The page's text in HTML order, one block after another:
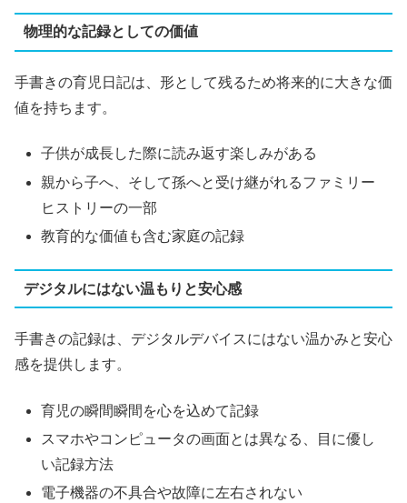
物理的な記録としての価値
手書きの育児日記は、形として残るため将来的に大きな価
値を持ちます。
子供が成長した際に読み返す楽しみがある
親から子へ、そして孫へと受け継がれるファミリー
ヒストリーの一部
教育的な価値も含む家庭の記録
デジタルにはない温もりと安心感
手書きの記録は、デジタルデバイスにはない温かみと安心
感を提供します。
育児の瞬間瞬間を心を込めて記録
スマホやコンピュータの画面とは異なる、目に優し
い記録方法
電子機器の不具合や故障に左右されない